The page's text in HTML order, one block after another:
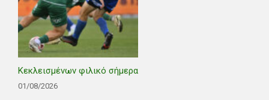
Κεκλεισμένων φιλικό σήμερα
01/08/2026